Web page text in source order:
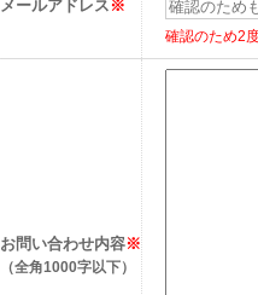
メールアドレス ※
確認のため2
お問い合わせ内容※
（全角1000字以下）